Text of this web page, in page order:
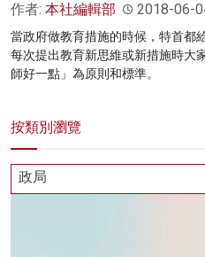
作者: 本社編輯部 2018-06-
當政府做教育措施的時候，特首都
每次提出教育新思維或新措施時大
師好一點」為原則和標準。
按類別瀏覽
政局